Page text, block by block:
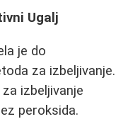
Ugalj
je do
za izbeljivanje.
izbeljivanje
peroksida.